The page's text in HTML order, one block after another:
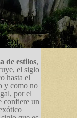
de estilos,
el siglo
hasta el
y como no
por el
confiere un